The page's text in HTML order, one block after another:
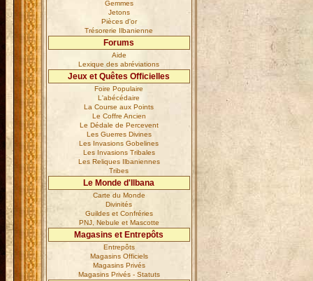
Gemmes
Jetons
Pièces d'or
Trésorerie Ilbanienne
Forums
Aide
Lexique des abréviations
Jeux et Quêtes Officielles
Foire Populaire
L'abécédaire
La Course aux Points
Le Coffre Ancien
Le Dédale de Percevent
Les Guerres Divines
Les Invasions Gobelines
Les Invasions Tribales
Les Reliques Ilbaniennes
Tribes
Le Monde d'Ilbana
Carte du Monde
Divinités
Guildes et Confréries
PNJ, Nebule et Mascotte
Magasins et Entrepôts
Entrepôts
Magasins Officiels
Magasins Privés
Magasins Privés - Statuts